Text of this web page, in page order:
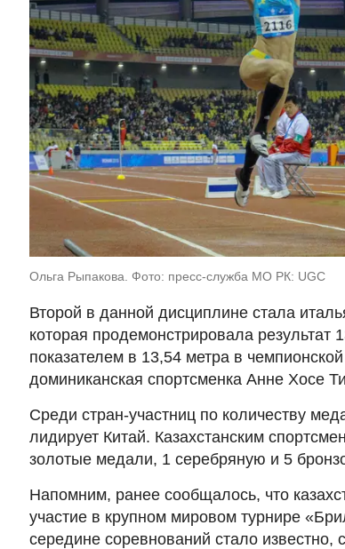
Ольга Рыпакова. Фото: пресс-служба МО РК: UGC
Второй в данной дисциплине стала
которая продемонстрировала результат
показателем в 13,54 метра в
доминиканская спортсменка Анне Хосе
Среди стран-участниц по количеству
лидирует Китай. Казахстанским
золотые медали, 1 серебряную и 5
Напомним, ранее сообщалось, что
участие в крупном мировом турнире
середине соревнований стало известно,